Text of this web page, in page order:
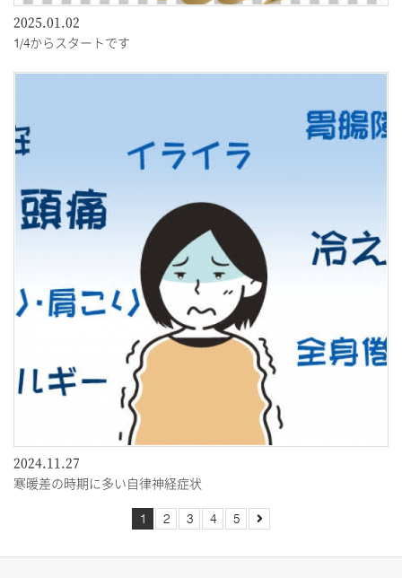
2025.01.02
1/4からスタートです
2024.11.27
寒暖差の時期に多い自律神経症状
1 2 3 4 5